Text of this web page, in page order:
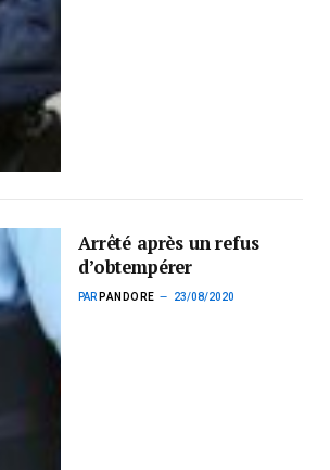
Arrêté après un refus
d’obtempérer
PAR PANDORE 23/08/2020